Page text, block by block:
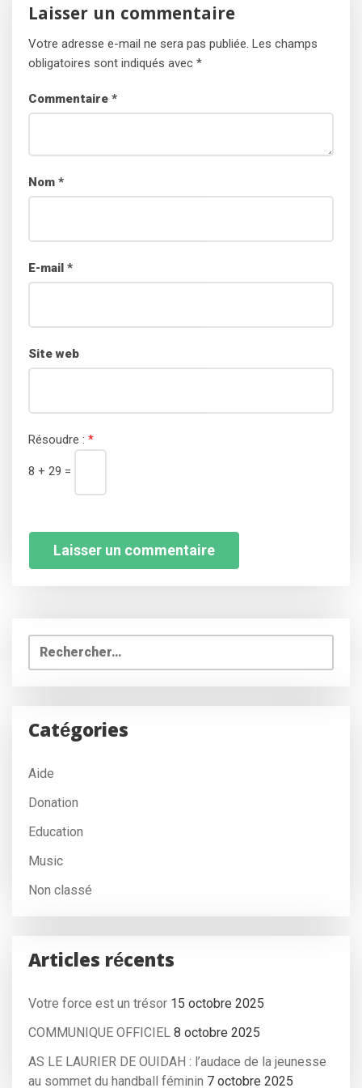
Laisser un commentaire
Votre adresse e-mail ne sera pas publiée. Les champs
obligatoires sont indiqués avec *
Commentaire *
Nom *
E-mail *
Site web
Résoudre : *
8 + 29 =
Rechercher :
Catégories
Aide
Donation
Education
Music
Non classé
Articles récents
Votre force est un trésor 15 octobre 2025
COMMUNIQUE OFFICIEL 8 octobre 2025
AS LE LAURIER DE OUIDAH : l’audace de la jeunesse
au sommet du handball féminin 7 octobre 2025